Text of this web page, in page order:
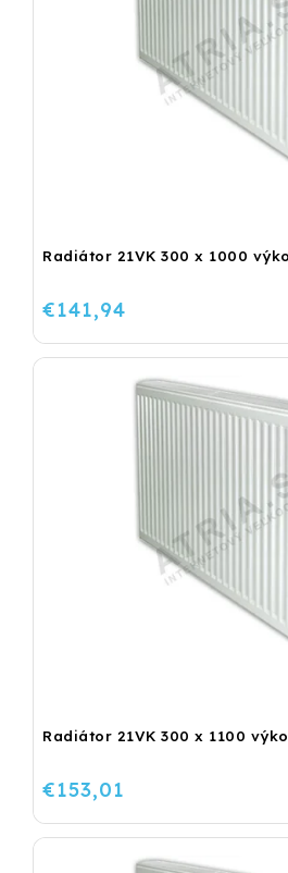
Radiátor 21VK 300 x 1000
€141,94
Radiátor 21VK 300 x 1100
€153,01